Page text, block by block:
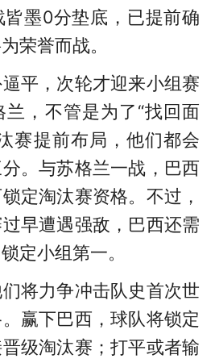
墨0分垫底，已提前确
荣誉而战。
平，次轮才迎来小组赛
，不管是为了“找回面
赛提前布局，他们都会
。与苏格兰一战，巴西
定淘汰赛资格。不过，
早遭遇强敌，巴西还需
定小组第一。
将力争冲击队史首次世
赢下巴西，球队将锁定
级淘汰赛；打平或者输